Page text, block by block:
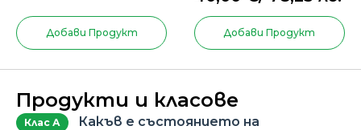
Добави Продукт
спален чувал за 2
душиДобави Продукт
Продукти и класове
Клас А
Какъв е състоянието на